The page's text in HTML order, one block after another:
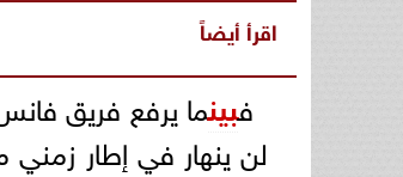
اقرأ أيضاً
فبينما يرفع فريق
لن ينهار في إطار زمني